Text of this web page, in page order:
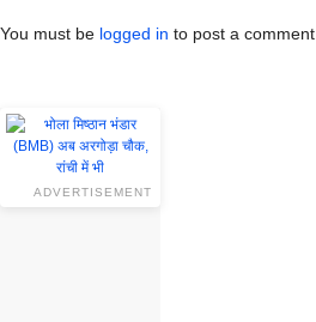
You must be logged in to post a comment.
ADVERTISEMENT